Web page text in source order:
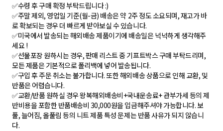
✅수령 후 구매 확정 부탁드립니다 :)
✅주말 제외, 영업일 기준(월-금) 배송은 약 2주 정도 소요되며, 재고가 바
로 확보되는 경우 더 빠르게 받아보실 수 있습니다.
✅미국에서 발송되는 해외배송 제품이기에 배송일은 넉넉하게 생각해주
세요 !
✅선물포장 원하시는 경우, 판매 리스트 중 기프트박스 구매 부탁드리며,
모든 제품은 기본적으로 폴리백에 넣어 발송됩니다.
✅구입 후 주문 취소는 불가합니다. 또한 해외배송 상품으로 인해 교환, 및
반품은 어렵습니다.
✅교환/반품 원하실 경우 왕복해외배송비+국내운송료+ 관부가세 등의 제
반비용을 포함한 반품배송비 30,000원을 입금해주셔야 가능합니다. 보
풀, 늘어짐, 올풀림 등의 니트 제품 특성 문제는 반품 사유가 되지 않습니
다.